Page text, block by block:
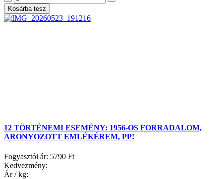
12 TÖRTÉNEMI ESEMÉNY: 1956-OS FORRADALOM,
ARONYOZOTT EMLÉKÉREM, PP!
Fogyasztói ár: 5790 Ft
Kedvezmény:
Ár / kg: